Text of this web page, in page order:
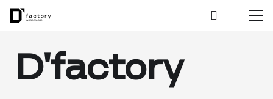
D’factory